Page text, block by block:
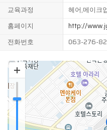
교육과정
헤어,메이크
홈페이지
http://
전화번호
063-276-